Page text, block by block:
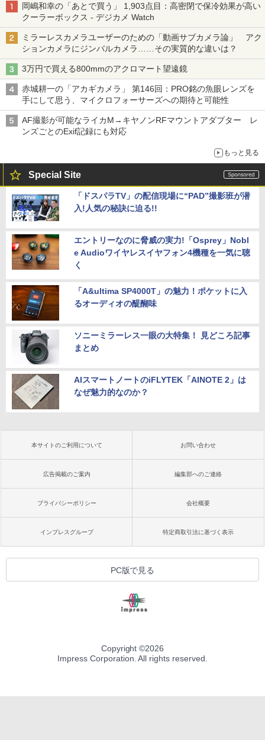
岡嶋和幸の「あとで買う」 1,903点目：高密閉で保冷効果が高い
クーラーボックス - デジカメ Watch
ミラーレスカメラユーザーのための「動画サブカメラ論」 アク
ションカメラにジンバルカメラ……その実質的な違いは？
3万円で買える800mmのアクロマート望遠鏡
赤城耕一の「アカギカメラ」 第146回：PRO銘の魚眼レンズを
手にして思う、マイクロフォーサーズへの期待と可能性
AF撮影が可能なライカM→キヤノンRFマウントアダプター レ
ンズごとのExif記録にも対応
もっと見る
Special Site
「ドスパラTV」の配信現場に“PAD”撮影班が潜
入!人気の秘訣に迫る!!
エントリーなのに脅威の実力!「Osprey」Nobl
e Audioワイヤレスイヤフォン4機種を一気に聴
く
「A&ultima SP4000T」の魅力！ポケットに入
るオーディオの醍醐味
ソニーミラーレス一眼の大特集！ 見どころ記事
まとめ
AIスマートノートのiFLYTEK「AINOTE 2」は
なぜ魅力的なのか？
本サイトのご利用について お問い合わせ
広告掲載のご案内 編集部へのご連絡
プライバシーポリシー 会社概要
インプレスグループ 特定商取引法に基づく表示
PC版で見る
Copyright ©2026
Impress Corporation. All rights reserved.